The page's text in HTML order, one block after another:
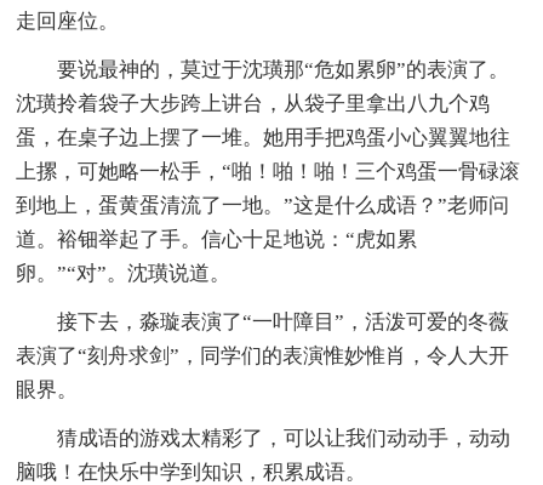
走回座位。
要说最神的，莫过于沈璜那“危如累卵”的表演了。
沈璜拎着袋子大步跨上讲台，从袋子里拿出八九个鸡
蛋，在桌子边上摆了一堆。她用手把鸡蛋小心翼翼地往
上摞，可她略一松手，“啪！啪！啪！三个鸡蛋一骨碌滚
到地上，蛋黄蛋清流了一地。”这是什么成语？”老师问
道。裕钿举起了手。信心十足地说：“虎如累
卵。”“对”。沈璜说道。
接下去，淼璇表演了“一叶障目”，活泼可爱的冬薇
表演了“刻舟求剑”，同学们的表演惟妙惟肖，令人大开
眼界。
猜成语的游戏太精彩了，可以让我们动动手，动动
脑哦！在快乐中学到知识，积累成语。